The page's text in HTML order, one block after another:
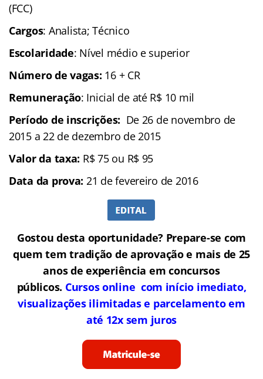
(FCC)
Cargos: Analista; Técnico
Escolaridade: Nível médio e superior
Número de vagas: 16 + CR
Remuneração: Inicial de até R$ 10 mil
Período de inscrições: De 26 de novembro de
2015 a 22 de dezembro de 2015
Valor da taxa: R$ 75 ou R$ 95
Data da prova: 21 de fevereiro de 2016
Gostou desta oportunidade? Prepare-se com
quem tem tradição de aprovação e mais de 25
anos de experiência em concursos
públicos. Cursos online com início imediato,
visualizações ilimitadas e parcelamento em
até 12x sem juros